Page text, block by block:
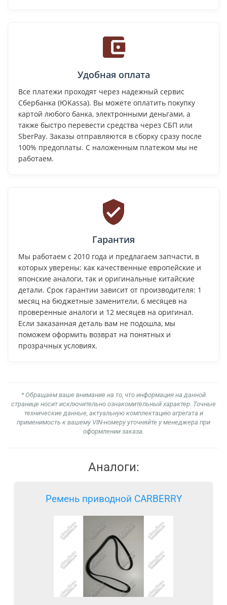
Удобная оплата
Все платежи проходят через надежный сервис
Сбербанка (ЮKassa). Вы можете оплатить покупку
картой любого банка, электронными деньгами, а
также быстро перевести средства через СБП или
SberPay. Заказы отправляются в сборку сразу после
100% предоплаты. С наложенным платежом мы не
работаем.
Гарантия
Мы работаем с 2010 года и предлагаем запчасти, в
которых уверены: как качественные европейские и
японские аналоги, так и оригинальные китайские
детали. Срок гарантии зависит от производителя: 1
месяц на бюджетные заменители, 6 месяцев на
проверенные аналоги и 12 месяцев на оригинал.
Если заказанная деталь вам не подошла, мы
поможем оформить возврат на понятных и
прозрачных условиях.
* Обращаем ваше внимание на то, что информация на данной
странице носит исключительно ознакомительный характер. Точные
технические данные, актуальную комплектацию агрегата и
применимость к вашему VIN-номеру уточняйте у менеджера при
оформлении заказа.
Аналоги:
Ремень приводной CARBERRY